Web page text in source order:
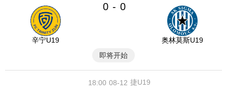
辛宁U19
0 - 0
奥林莫斯U19
即将开始
08-12
18:00 捷U19